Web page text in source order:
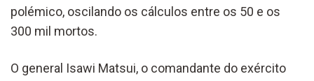
polémico, oscilando os cálculos entre os 50 e os
300 mil mortos.
O general Isawi Matsui, o comandante do exército